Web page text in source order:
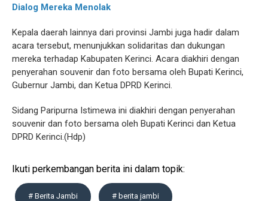
Dialog Mereka Menolak
Kepala daerah lainnya dari provinsi Jambi juga hadir dalam
acara tersebut, menunjukkan solidaritas dan dukungan
mereka terhadap Kabupaten Kerinci. Acara diakhiri dengan
penyerahan souvenir dan foto bersama oleh Bupati Kerinci,
Gubernur Jambi, dan Ketua DPRD Kerinci.
Sidang Paripurna Istimewa ini diakhiri dengan penyerahan
souvenir dan foto bersama oleh Bupati Kerinci dan Ketua
DPRD Kerinci.(Hdp)
Ikuti perkembangan berita ini dalam topik:
# Berita Jambi # berita jambi